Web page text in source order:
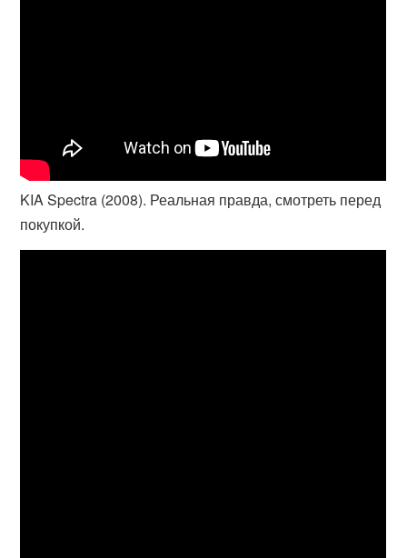
KIA Spectra (2008). Реальная правда, смотреть перед
покупкой.